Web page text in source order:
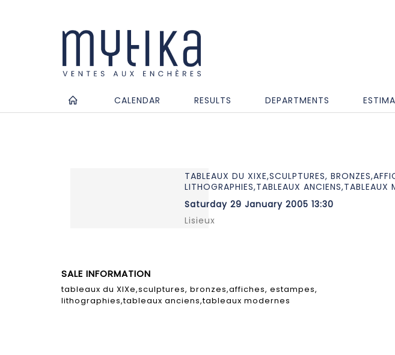
CALENDAR RESULTS DEPARTMENTS
TABLEAUX DU XIXE,SCULPTURES,
LITHOGRAPHIES,TABLEAUX ANCIENS,TABLEAUX
Saturday 29 January 2005 13:30
Lisieux
SALE INFORMATION
tableaux du XIXe,sculptures, bronzes,affiches, estampes,
lithographies,tableaux anciens,tableaux modernes